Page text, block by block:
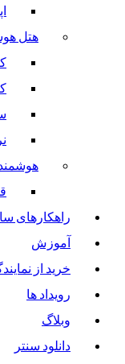
هتل
راهکارهای
آموزش
خرید از
رویداد ها
وبلاگ
دانلود سنتر